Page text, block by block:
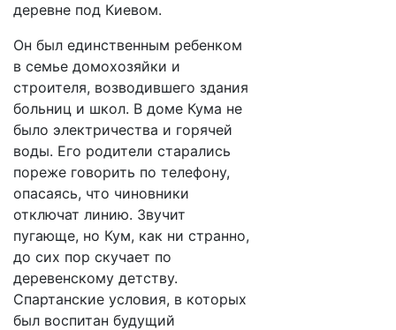
деревне под Киевом.
Он был единственным ребенком
в семье домохозяйки и
строителя, возводившего здания
больниц и школ. В доме Кума не
было электричества и горячей
воды. Его родители старались
пореже говорить по телефону,
опасаясь, что чиновники
отключат линию. Звучит
пугающе, но Кум, как ни странно,
до сих пор скучает по
деревенскому детству.
Спартанские условия, в которых
был воспитан будущий